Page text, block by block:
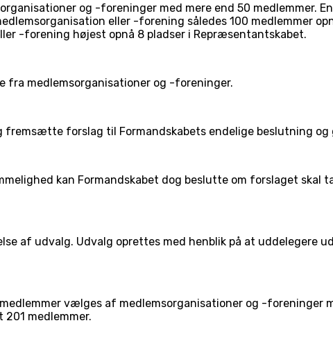
og -foreninger med mere end 50 medlemmer.
eller -forening således 100 medlemmer
-forening højest opnå 8 pladser i Repræsentantskabet.
medlemsorganisationer og -foreninger.
forslag til Formandskabets endelige beslutning og
kan Formandskabet dog beslutte om forslaget skal
af udvalg. Udvalg oprettes med henblik på at uddelegere
vælges af medlemsorganisationer og -foreninger
medlemmer.